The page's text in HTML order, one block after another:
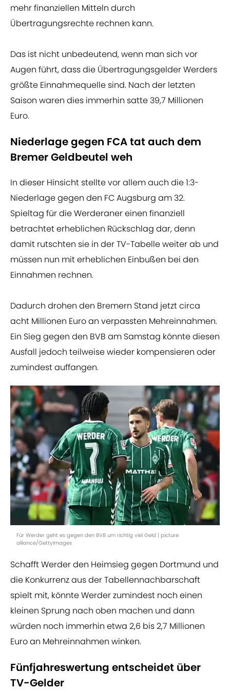
mehr finanziellen Mitteln durch
Übertragungsrechte rechnen kann.
Das ist nicht unbedeutend, wenn man sich vor
Augen führt, dass die Übertragungsgelder Werders
größte Einnahmequelle sind. Nach der letzten
Saison waren dies immerhin satte 39,7 Millionen
Euro.
Niederlage gegen FCA tat auch dem
Bremer Geldbeutel weh
In dieser Hinsicht stellte vor allem auch die 1:3-
Niederlage gegen den FC Augsburg am 32.
Spieltag für die Werderaner einen finanziell
betrachtet erheblichen Rückschlag dar, denn
damit rutschten sie in der TV-Tabelle weiter ab und
müssen nun mit erheblichen Einbußen bei den
Einnahmen rechnen.
Dadurch drohen den Bremern Stand jetzt circa
acht Millionen Euro an verpassten Mehreinnahmen.
Ein Sieg gegen den BVB am Samstag könnte diesen
Ausfall jedoch teilweise wieder kompensieren oder
zumindest auffangen.
Für Werder geht es gegen den BVB um richtig viel Geld | picture
alliance/GettyImages
Schafft Werder den Heimsieg gegen Dortmund und
die Konkurrenz aus der Tabellennachbarschaft
spielt mit, könnte Werder zumindest noch einen
kleinen Sprung nach oben machen und dann
würden noch immerhin etwa 2,6 bis 2,7 Millionen
Euro an Mehreinnahmen winken.
Fünfjahreswertung entscheidet über
TV-Gelder